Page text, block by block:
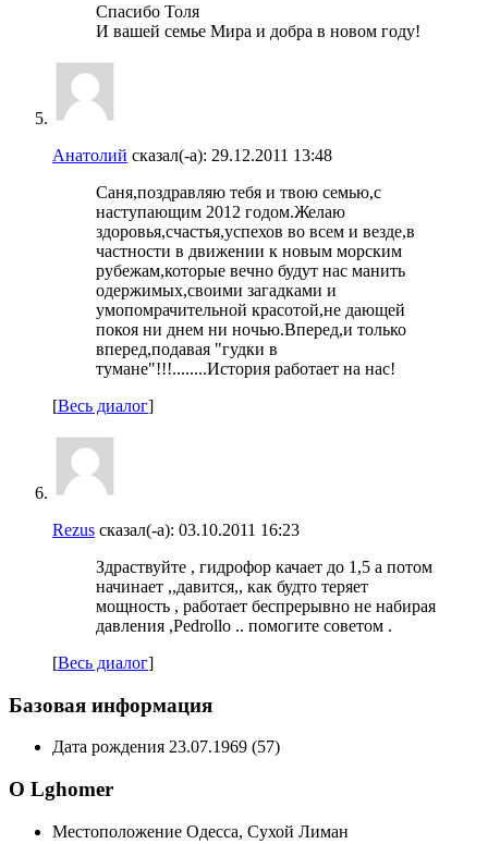
Спасибо Толя
И вашей семье Мира и добра в новом году!
Анатолий сказал(-а): 29.12.2011 13:48
Саня,поздравляю тебя и твою семью,с
наступающим 2012 годом.Желаю
здоровья,счастья,успехов во всем и везде,в
частности в движении к новым морским
рубежам,которые вечно будут нас манить
одержимых,своими загадками и
умопомрачительной красотой,не дающей
покоя ни днем ни ночью.Вперед,и только
вперед,подавая "гудки в
тумане"!!!........История работает на нас!
[Весь диалог]
Rezus сказал(-а): 03.10.2011 16:23
Здраствуйте , гидрофор качает до 1,5 а потом
начинает ,,давится,, как будто теряет
мощность , работает беспрерывно не набирая
давления ,Pedrollo .. помогите советом .
[Весь диалог]
Базовая информация
Дата рождения 23.07.1969 (57)
О Lghomer
Местоположение Одесса, Сухой Лиман